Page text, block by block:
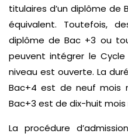
titulaires d’un diplôme
équivalent. Toutefois,
diplôme de Bac +3 ou
peuvent intégrer le
niveau est ouverte. La
Bac+4 est de neuf mois
Bac+3 est de dix-huit mois
La procédure